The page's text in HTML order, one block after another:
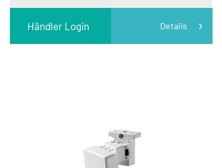
Händler Login Details